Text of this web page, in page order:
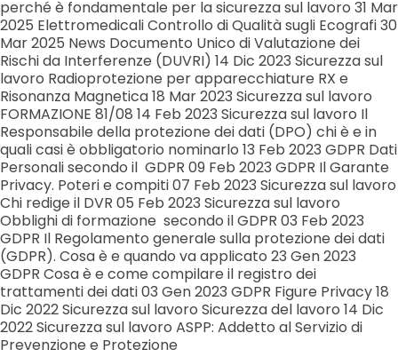
perché è fondamentale per la sicurezza sul lavoro 31 Mar
2025 Elettromedicali Controllo di Qualità sugli Ecografi 30
Mar 2025 News Documento Unico di Valutazione dei
Rischi da Interferenze (DUVRI) 14 Dic 2023 Sicurezza sul
lavoro Radioprotezione per apparecchiature RX e
Risonanza Magnetica 18 Mar 2023 Sicurezza sul lavoro
FORMAZIONE 81/08 14 Feb 2023 Sicurezza sul lavoro Il
Responsabile della protezione dei dati (DPO) chi è e in
quali casi è obbligatorio nominarlo 13 Feb 2023 GDPR Dati
Personali secondo il GDPR 09 Feb 2023 GDPR Il Garante
Privacy. Poteri e compiti 07 Feb 2023 Sicurezza sul lavoro
Chi redige il DVR 05 Feb 2023 Sicurezza sul lavoro
Obblighi di formazione secondo il GDPR 03 Feb 2023
GDPR Il Regolamento generale sulla protezione dei dati
(GDPR). Cosa è e quando va applicato 23 Gen 2023
GDPR Cosa è e come compilare il registro dei
trattamenti dei dati 03 Gen 2023 GDPR Figure Privacy 18
Dic 2022 Sicurezza sul lavoro Sicurezza del lavoro 14 Dic
2022 Sicurezza sul lavoro ASPP: Addetto al Servizio di
Prevenzione e Protezione